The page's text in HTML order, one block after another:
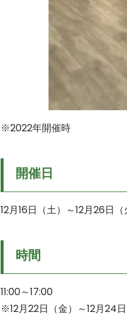
※2022年開催時
開催日
12月16日（土）～12月26日（
時間
11:00～17:00
※12月22日（金）～12月24